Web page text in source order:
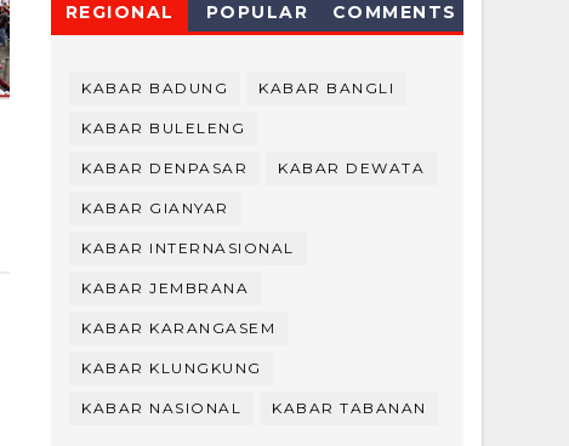
REGIONAL POPULAR COMMENTS
KABAR BADUNG KABAR BANGLI
KABAR BULELENG
KABAR DENPASAR KABAR DEWATA
KABAR GIANYAR
KABAR INTERNASIONAL
KABAR JEMBRANA
KABAR KARANGASEM
KABAR KLUNGKUNG
KABAR NASIONAL KABAR TABANAN